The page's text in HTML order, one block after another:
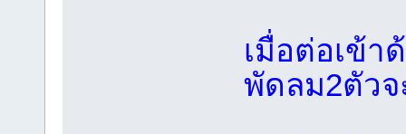
เมื่อต่อเข้
พัดลม2ตัวจ